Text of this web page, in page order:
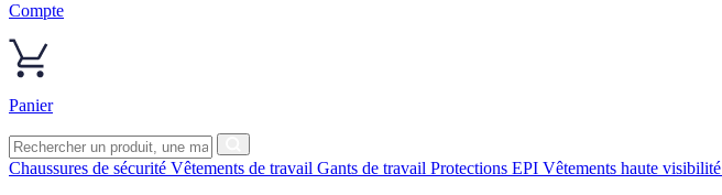
Compte
Panier
Chaussures de sécurité Vêtements de travail Gants de travail Protections EPI Vêtements haute visibilité